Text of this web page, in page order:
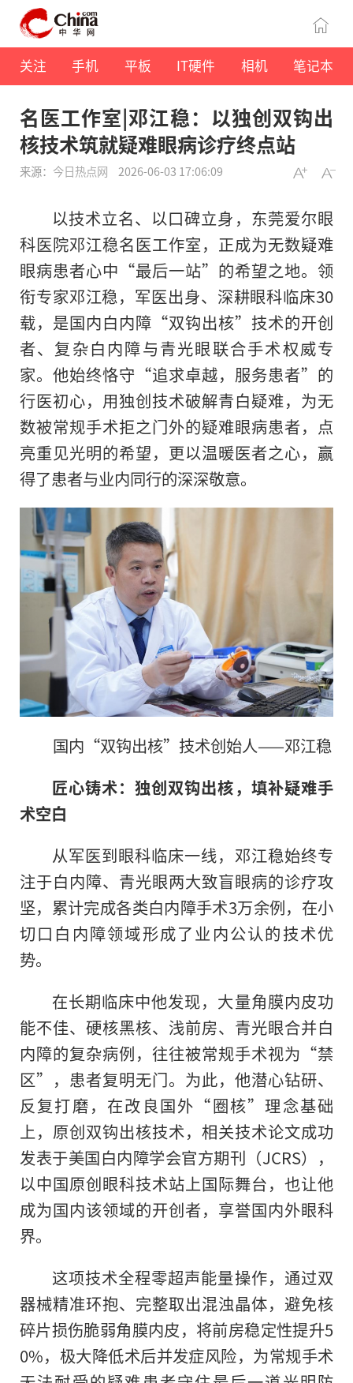
关注 手机 平板 IT硬件 相机 笔记本
名医工作室|邓江稳：以独创双钩出
核技术筑就疑难眼病诊疗终点站
来源： 今日热点网 2026-06-03 17:06:09
以技术立名、以口碑立身，东莞爱尔眼
科医院邓江稳名医工作室，正成为无数疑难
眼病患者心中“最后一站”的希望之地。领
衔专家邓江稳，军医出身、深耕眼科临床30
载，是国内白内障“双钩出核”技术的开创
者、复杂白内障与青光眼联合手术权威专
家。他始终恪守“追求卓越，服务患者”的
行医初心，用独创技术破解青白疑难，为无
数被常规手术拒之门外的疑难眼病患者，点
亮重见光明的希望，更以温暖医者之心，赢
得了患者与业内同行的深深敬意。
国内“双钩出核”技术创始人——邓江稳
匠心铸术：独创双钩出核，填补疑难手
术空白
从军医到眼科临床一线，邓江稳始终专
注于白内障、青光眼两大致盲眼病的诊疗攻
坚，累计完成各类白内障手术3万余例，在小
切口白内障领域形成了业内公认的技术优
势。
在长期临床中他发现，大量角膜内皮功
能不佳、硬核黑核、浅前房、青光眼合并白
内障的复杂病例，往往被常规手术视为“禁
区”，患者复明无门。为此，他潜心钻研、
反复打磨，在改良国外“圈核”理念基础
上，原创双钩出核技术，相关技术论文成功
发表于美国白内障学会官方期刊（JCRS），
以中国原创眼科技术站上国际舞台，也让他
成为国内该领域的开创者，享誉国内外眼科
界。
这项技术全程零超声能量操作，通过双
器械精准环抱、完整取出混浊晶体，避免核
碎片损伤脆弱角膜内皮，将前房稳定性提升5
0%，极大降低术后并发症风险，为常规手术